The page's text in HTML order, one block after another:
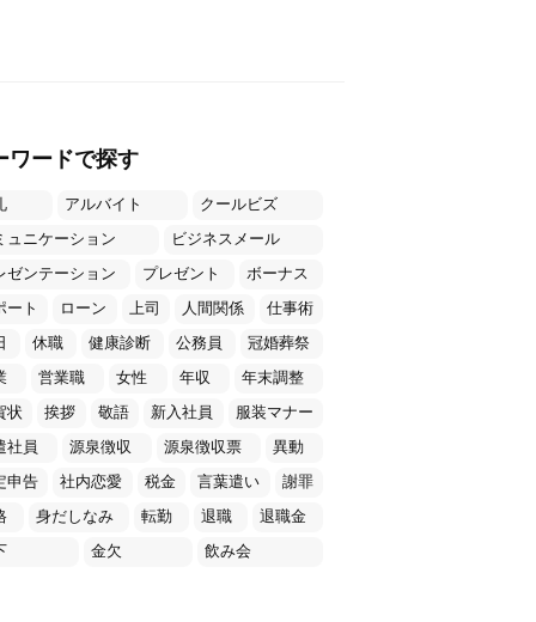
ワードで探す
アルバイト
クールビズ
ュニケーション
ビジネスメール
ゼンテーション
プレゼント
ボーナス
ート
ローン 上司 人間関係
仕事術
休職 健康診断 公務員
冠婚葬祭
営業職 女性 年収
年末調整
状
挨拶 敬語 新入社員
服装マナー
社員
源泉徴収 源泉徴収票
異動
申告
社内恋愛 税金 言葉遣い
謝罪
身だしなみ 転勤 退職
退職金
金欠 飲み会